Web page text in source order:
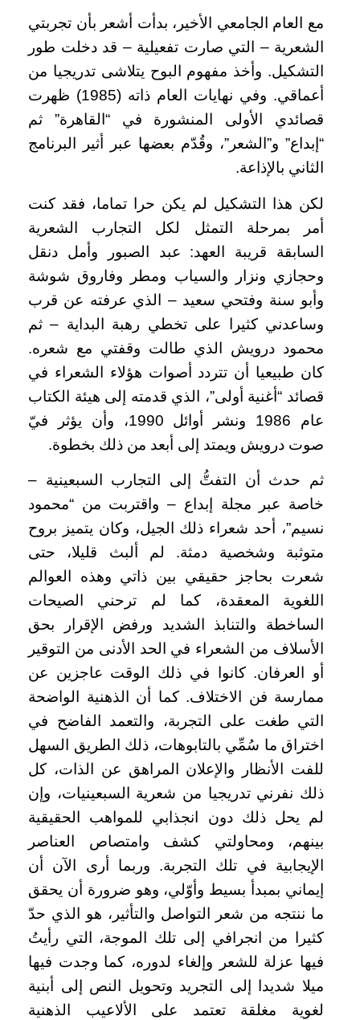
مع العام الجامعي الأخير، بدأت أشعر بأن تجربتي
الشعرية – التي صارت تفعيلية – قد دخلت طور
التشكيل. وأخذ مفهوم البوح يتلاشى تدريجيا من
أعماقي. وفي نهايات العام ذاته (1985) ظهرت
قصائدي الأولى المنشورة في “القاهرة” ثم
“إبداع” و”الشعر”، وقُدّم بعضها عبر أثير البرنامج
الثاني بالإذاعة.
لكن هذا التشكيل لم يكن حرا تماما، فقد كنت
أمر بمرحلة التمثل لكل التجارب الشعرية
السابقة قريبة العهد: عبد الصبور وأمل دنقل
وحجازي ونزار والسياب ومطر وفاروق شوشة
وأبو سنة وفتحي سعيد – الذي عرفته عن قرب
وساعدني كثيرا على تخطي رهبة البداية – ثم
محمود درويش الذي طالت وقفتي مع شعره.
كان طبيعيا أن تتردد أصوات هؤلاء الشعراء في
قصائد “أغنية أولى”، الذي قدمته إلى هيئة الكتاب
عام 1986 ونشر أوائل 1990، وأن يؤثر فيّ
صوت درويش ويمتد إلى أبعد من ذلك بخطوة.
ثم حدث أن التفتُّ إلى التجارب السبعينية –
خاصة عبر مجلة إبداع – واقتربت من “محمود
نسيم”، أحد شعراء ذلك الجيل، وكان يتميز بروح
متوثبة وشخصية دمثة. لم ألبث قليلا، حتى
شعرت بحاجز حقيقي بين ذاتي وهذه العوالم
اللغوية المعقدة، كما لم ترحني الصيحات
الساخطة والتنابذ الشديد ورفض الإقرار بحق
الأسلاف من الشعراء في الحد الأدنى من التوقير
أو العرفان. كانوا في ذلك الوقت عاجزين عن
ممارسة فن الاختلاف. كما أن الذهنية الواضحة
التي طغت على التجربة، والتعمد الفاضح في
اختراق ما سُمِّي بالتابوهات، ذلك الطريق السهل
للفت الأنظار والإعلان المراهق عن الذات، كل
ذلك نفرني تدريجيا من شعرية السبعينيات، وإن
لم يحل ذلك دون انجذابي للمواهب الحقيقية
بينهم، ومحاولتي كشف وامتصاص العناصر
الإيجابية في تلك التجربة. وربما أرى الآن أن
إيماني بمبدأ بسيط وأوّلي، وهو ضرورة أن يحقق
ما ننتجه من شعر التواصل والتأثير، هو الذي حدّ
كثيرا من انجرافي إلى تلك الموجة، التي رأيتُ
فيها عزلة للشعر وإلغاء لدوره، كما وجدت فيها
ميلا شديدا إلى التجريد وتحويل النص إلى أبنية
لغوية مغلقة تعتمد على الألاعيب الذهنية